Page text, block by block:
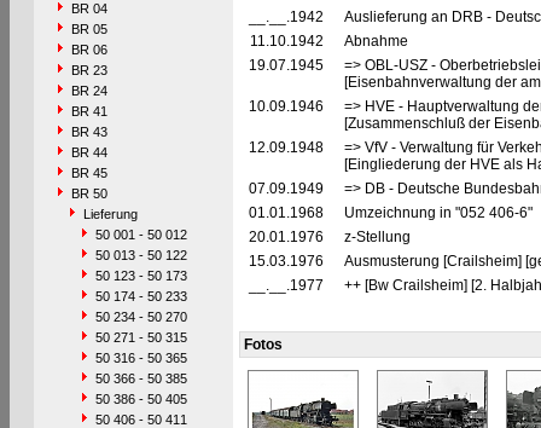
BR 04
BR 05
BR 06
BR 23
BR 24
BR 41
BR 43
BR 44
BR 45
BR 50
Lieferung
50 001 - 50 012
50 013 - 50 122
50 123 - 50 173
50 174 - 50 233
50 234 - 50 270
50 271 - 50 315
50 316 - 50 365
50 366 - 50 385
50 386 - 50 405
50 406 - 50 411
__.__.1942
Auslieferung an DRB -
11.10.1942
Abnahme
19.07.1945
=> OBL-USZ -
[Eisenbahnverwaltung der
10.09.1946
=> HVE - Hauptverwaltung
[Zusammenschluß der
12.09.1948
=> VfV - Verwaltung für
[Eingliederung der HVE als
07.09.1949
=> DB - Deutsche
01.01.1968
Umzeichnung in "052 406-6"
20.01.1976
z-Stellung
15.03.1976
Ausmusterung [Crailsheim]
__.__.1977
++ [Bw Crailsheim] [2.
Fotos